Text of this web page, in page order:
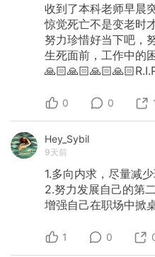
收到了本科老师早晨
惊觉死亡不是变老时
努力珍惜好当下吧，
生死面前，工作中的
0 0
Hey_Sybil
9天前
1.多向内求，尽量减
2.努力发展自己的第
增强自己在职场中掀
1 0